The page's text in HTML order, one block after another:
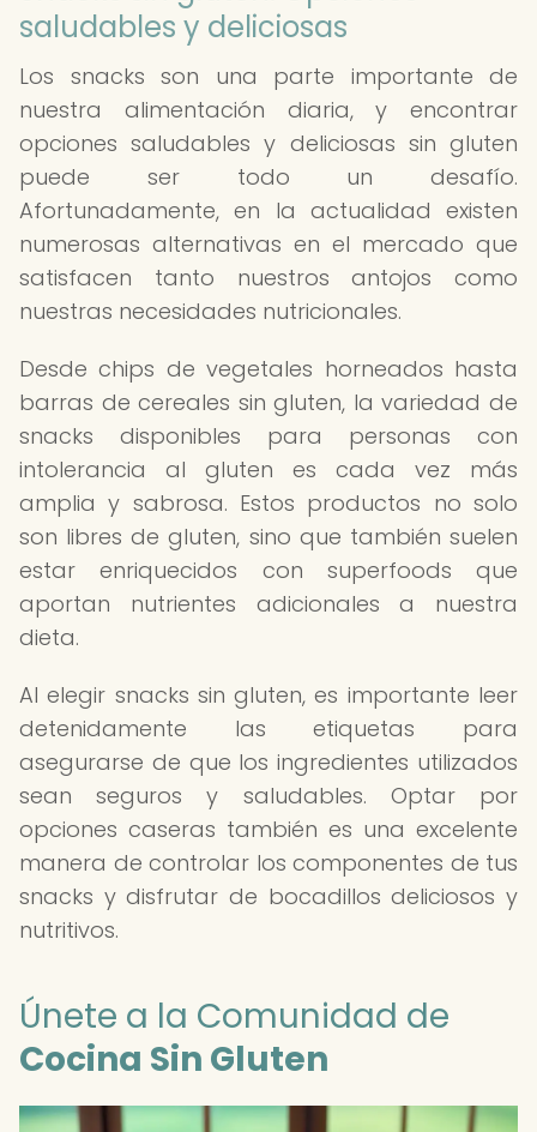
saludables y deliciosas
Los snacks son una parte importante de
nuestra alimentación diaria, y encontrar
opciones saludables y deliciosas sin gluten
puede ser todo un desafío.
Afortunadamente, en la actualidad existen
numerosas alternativas en el mercado que
satisfacen tanto nuestros antojos como
nuestras necesidades nutricionales.
Desde chips de vegetales horneados hasta
barras de cereales sin gluten, la variedad de
snacks disponibles para personas con
intolerancia al gluten es cada vez más
amplia y sabrosa. Estos productos no solo
son libres de gluten, sino que también suelen
estar enriquecidos con superfoods que
aportan nutrientes adicionales a nuestra
dieta.
Al elegir snacks sin gluten, es importante leer
detenidamente las etiquetas para
asegurarse de que los ingredientes utilizados
sean seguros y saludables. Optar por
opciones caseras también es una excelente
manera de controlar los componentes de tus
snacks y disfrutar de bocadillos deliciosos y
nutritivos.
Únete a la Comunidad de
Cocina Sin Gluten